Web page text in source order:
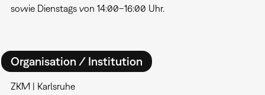
sowie Dienstags von 14:00–16:00 Uhr.
Organisation / Institution
ZKM | Karlsruhe